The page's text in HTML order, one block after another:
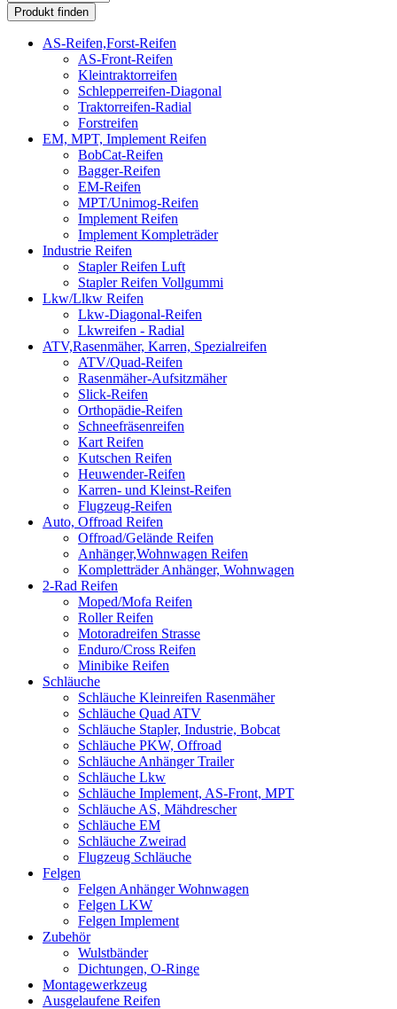
AS-Reifen,Forst-Reifen
AS-Front-Reifen
Kleintraktorreifen
Schlepperreifen-Diagonal
Traktorreifen-Radial
Forstreifen
EM, MPT, Implement Reifen
BobCat-Reifen
Bagger-Reifen
EM-Reifen
MPT/Unimog-Reifen
Implement Reifen
Implement Kompleträder
Industrie Reifen
Stapler Reifen Luft
Stapler Reifen Vollgummi
Lkw/Llkw Reifen
Lkw-Diagonal-Reifen
Lkwreifen - Radial
ATV,Rasenmäher, Karren, Spezialreifen
ATV/Quad-Reifen
Rasenmäher-Aufsitzmäher
Slick-Reifen
Orthopädie-Reifen
Schneefräsenreifen
Kart Reifen
Kutschen Reifen
Heuwender-Reifen
Karren- und Kleinst-Reifen
Flugzeug-Reifen
Auto, Offroad Reifen
Offroad/Gelände Reifen
Anhänger,Wohnwagen Reifen
Kompletträder Anhänger, Wohnwagen
2-Rad Reifen
Moped/Mofa Reifen
Roller Reifen
Motoradreifen Strasse
Enduro/Cross Reifen
Minibike Reifen
Schläuche
Schläuche Kleinreifen Rasenmäher
Schläuche Quad ATV
Schläuche Stapler, Industrie, Bobcat
Schläuche PKW, Offroad
Schläuche Anhänger Trailer
Schläuche Lkw
Schläuche Implement, AS-Front, MPT
Schläuche AS, Mähdrescher
Schläuche EM
Schläuche Zweirad
Flugzeug Schläuche
Felgen
Felgen Anhänger Wohnwagen
Felgen LKW
Felgen Implement
Zubehör
Wulstbänder
Dichtungen, O-Ringe
Montagewerkzeug
Ausgelaufene Reifen